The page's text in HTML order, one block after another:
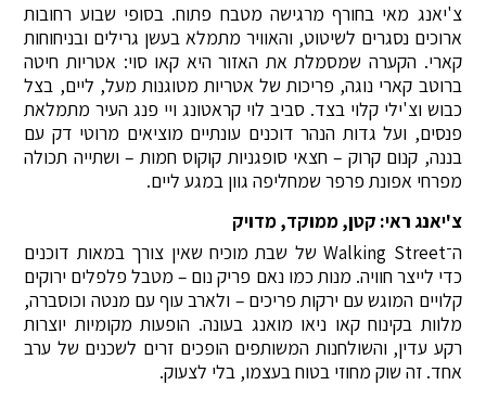
צ'יאנג מאי בחורף מרגישה מטבח פתוח. בסופי שבוע רחובות
ארוכים נסגרים לשיטוט, והאוויר מתמלא בעשן גרילים ובניחוחות
קארי. הקערה שמסמלת את האזור היא קאו סוי: אטריות חיטה
ברוטב קארי נוגה, פריכות של אטריות מטוגנות מעל, ליים, בצל
כבוש וצ'ילי קלוי בצד. סביב לוי קראטונג ויי פנג העיר מתמלאת
פנסים, ועל גדות הנהר דוכנים עונתיים מוציאים מרוטי דק עם
בננה, קנום קרוק – חצאי סופגניות קוקוס חמות – ושתייה תכולה
מפרחי אפונת פרפר שמחליפה גוון במגע ליים.
צ'יאנג ראי: קטן, ממוקד, מדויק
ה־Walking Street של שבת מוכיח שאין צורך במאות דוכנים
כדי לייצר חוויה. מנות כמו נאם פריק נום – מטבל פלפלים ירוקים
קלויים המוגש עם ירקות פריכים – ולארב עוף עם מנטה וכוסברה,
מלוות בקינוח קאו ניאו מואנג בעונה. הופעות מקומיות יוצרות
רקע עדין, והשולחנות המשותפים הופכים זרים לשכנים של ערב
אחד. זה שוק מחוזי בטוח בעצמו, בלי לצעוק.